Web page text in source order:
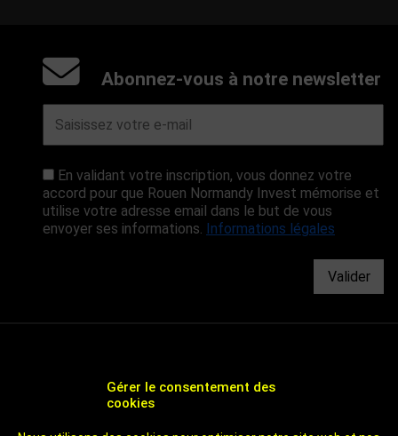
Gérer le consentement des
cookies
Abonnez-vous à notre newsletter
En validant votre inscription, vous donnez votre
accord pour que Rouen Normandy Invest mémorise et
utilise votre adresse email dans le but de vous
envoyer ses informations. Informations légales
Valider